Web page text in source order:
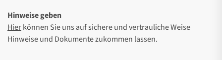
Hinweise geben
Hierkönnen Sie uns auf sichere und vertrauliche Weise
Hinweise und Dokumente zukommen lassen.